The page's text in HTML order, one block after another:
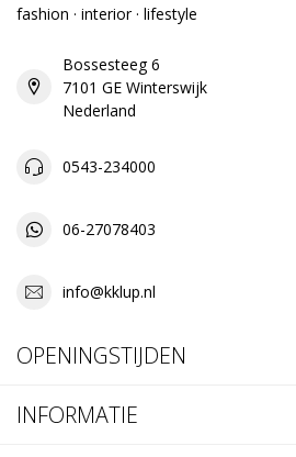
fashion · interior · lifestyle
Bossesteeg 6
7101 GE Winterswijk
Nederland
0543-234000
06-27078403
info@kklup.nl
OPENINGSTIJDEN
INFORMATIE